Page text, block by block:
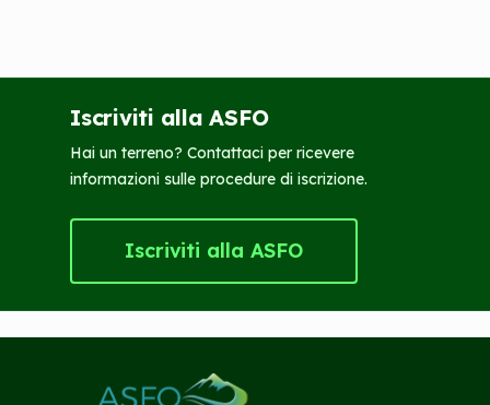
Iscriviti alla ASFO
Hai un terreno? Contattaci per ricevere
informazioni sulle procedure di iscrizione.
Iscriviti alla ASFO